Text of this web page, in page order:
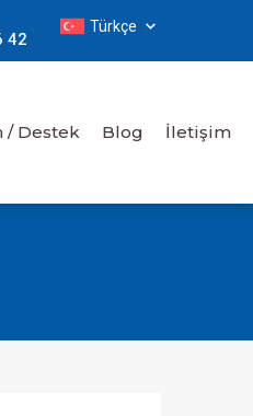
42
Türkçe
/ Destek Blog İletişim